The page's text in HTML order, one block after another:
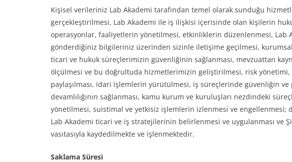
Kişisel verileriniz Lab Akademi tarafından temel olarak sunduğu
gerçekleştirilmesi, Lab Akademi ile iş ilişkisi içerisinde olan kişilerin
operasyonlar, faaliyetlerin yönetilmesi, etkinliklerin düzenlenmesi,
gönderdiğiniz bilgileriniz üzerinden sizinle iletişime geçilmesi,
ticari ve hukuk süreçlerimizin güvenliğinin sağlanması, mevzuattan
ölçülmesi ve bu doğrultuda hizmetlerimizin geliştirilmesi, risk
paylaşılması, idari işlemlerin yürütülmesi, iş süreçlerinde güvenliğin
devamlılığının sağlanması, kamu kurum ve kuruluşları nezdindeki
yönetilmesi, suistimal ve yetkisiz işlemlerin izlenmesi ve
Lab Akademi ticari ve iş stratejilerinin belirlenmesi ve uygulanması ve
vasıtasıyla kaydedilmekte ve işlenmektedir.
Saklama Süresi